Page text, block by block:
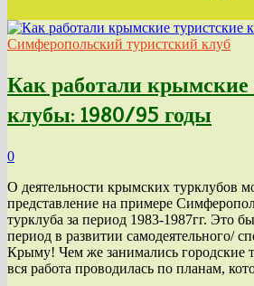
Симферопольский туристский клуб
Как работали крымские
клубы: 1980/95 годы
0
О деятельности крымских турклубов
представление на примере
турклуба за период 1983-1987гг. Это
период в развитии самодеятельного/
Крыму! Чем же занимались городские
вся работа проводилась по планам,